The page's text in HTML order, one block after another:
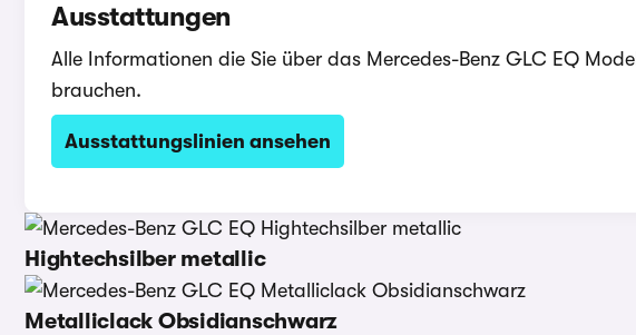
Ausstattungen
Alle Informationen die Sie über das Mercedes-Benz GLC EQ Modell
brauchen.
Ausstattungslinien ansehen
Hightechsilber metallic
Metalliclack Obsidianschwarz